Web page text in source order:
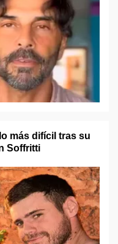
más difícil tras su
Soffritti